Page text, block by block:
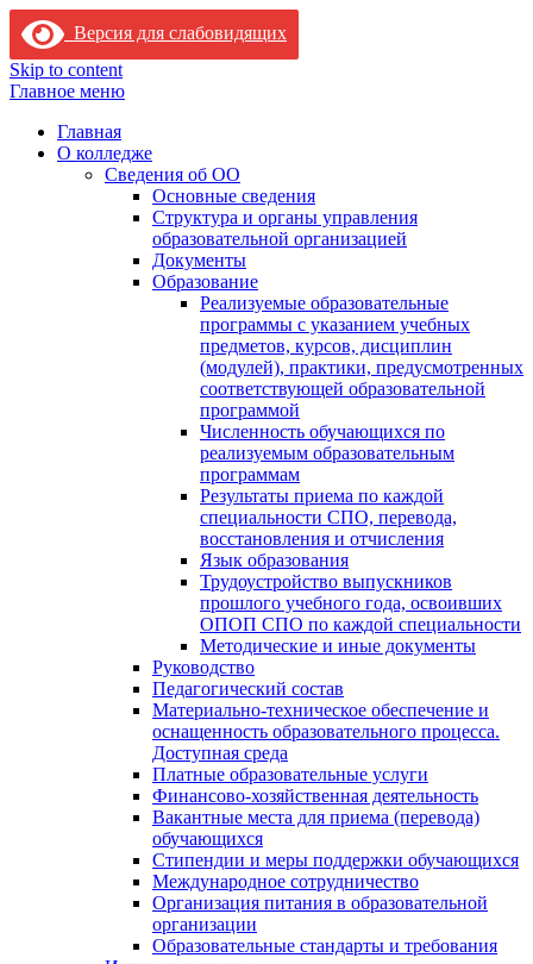
Версия для слабовидящих
Skip to content
Главное меню
Главная
О колледже
Сведения об ОО
Основные сведения
Структура и органы управления
образовательной организацией
Документы
Образование
Реализуемые образовательные
программы с указанием учебных
предметов, курсов, дисциплин
(модулей), практики, предусмотренных
соответствующей образовательной
программой
Численность обучающихся по
реализуемым образовательным
программам
Результаты приема по каждой
специальности СПО, перевода,
восстановления и отчисления
Язык образования
Трудоустройство выпускников
прошлого учебного года, освоивших
ОПОП СПО по каждой специальности
Методические и иные документы
Руководство
Педагогический состав
Материально-техническое обеспечение и
оснащенность образовательного процесса.
Доступная среда
Платные образовательные услуги
Финансово-хозяйственная деятельность
Вакантные места для приема (перевода)
обучающихся
Стипендии и меры поддержки обучающихся
Международное сотрудничество
Организация питания в образовательной
организации
Образовательные стандарты и требования